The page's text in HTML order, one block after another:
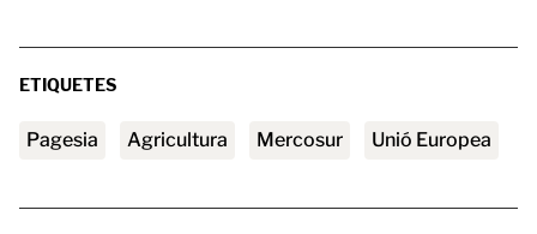
ETIQUETES
pagesia agricultura Mercosur Unió Europea